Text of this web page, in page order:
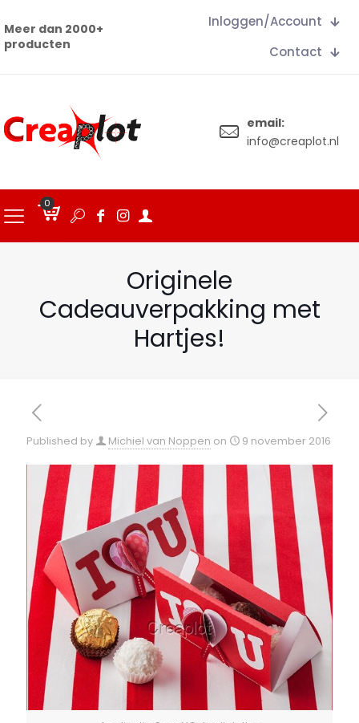
Meer dan 2000+
producten
Inloggen/Account
Contact
email:
info@creaplot.nl
0
Originele
Cadeauverpakking met
Hartjes!
Published by Michiel van Noppen on 9 november 2016